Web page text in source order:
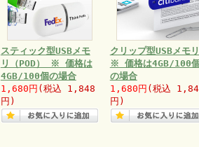
スティック型USBメモ
リ（POD） ※ 価格は
4GB/100個の場合
1,680円 (税込 1,848
円)
クリップ型USBメモリ
※ 価格は4GB/100個
の場合
1,680円 (税込
円)